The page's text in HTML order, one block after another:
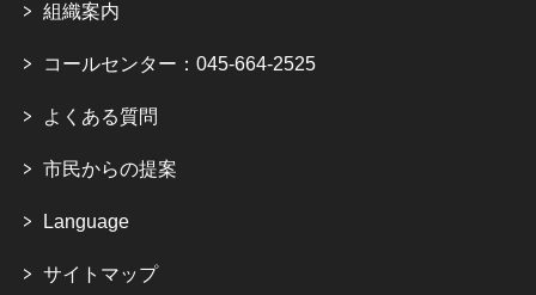
組織案内
コールセンター：045-664-2525
よくある質問
市民からの提案
Language
サイトマップ